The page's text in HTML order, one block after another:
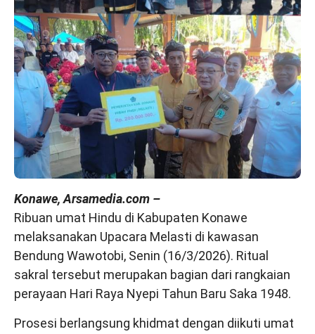
Konawe, Arsamedia.com –
Ribuan umat Hindu di Kabupaten Konawe
melaksanakan Upacara Melasti di kawasan
Bendung Wawotobi, Senin (16/3/2026). Ritual
sakral tersebut merupakan bagian dari rangkaian
perayaan Hari Raya Nyepi Tahun Baru Saka 1948.
Prosesi berlangsung khidmat dengan diikuti umat